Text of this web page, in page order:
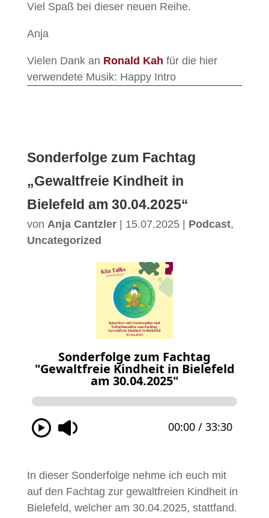
Viel Spaß bei dieser neuen Reihe.
Anja
Vielen Dank an Ronald Kah für die hier
verwendete Musik: Happy Intro
Sonderfolge zum Fachtag
„Gewaltfreie Kindheit in
Bielefeld am 30.04.2025“
von Anja Cantzler| 15.07.2025| Podcast,
Uncategorized
In dieser Sonderfolge nehme ich euch mit
auf den Fachtag zur gewaltfreien Kindheit in
Bielefeld, welcher am 30.04.2025, stattfand.